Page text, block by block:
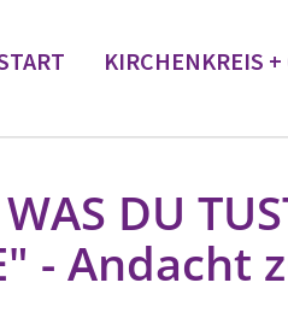
KIRCHENKREIS
DU
- Andacht